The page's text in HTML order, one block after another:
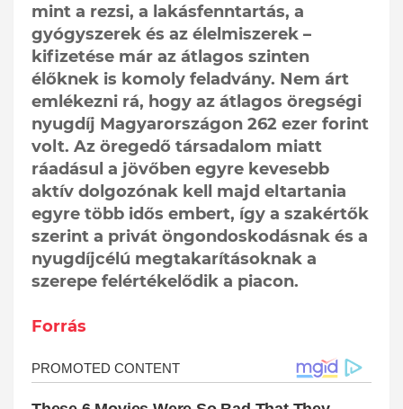
mint a rezsi, a lakásfenntartás, a
gyógyszerek és az élelmiszerek –
kifizetése már az átlagos szinten
élőknek is komoly feladvány. Nem árt
emlékezni rá, hogy az átlagos öregségi
nyugdíj Magyarországon 262 ezer forint
volt. Az öregedő társadalom miatt
ráadásul a jövőben egyre kevesebb
aktív dolgozónak kell majd eltartania
egyre több idős embert, így a szakértők
szerint a privát öngondoskodásnak és a
nyugdíjcélú megtakarításoknak a
szerepe felértékelődik a piacon.
Forrás